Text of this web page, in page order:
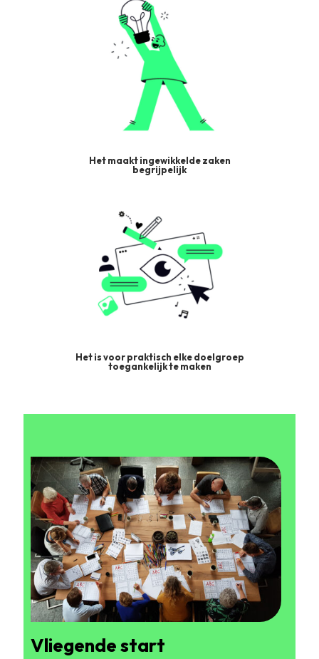
Het maakt ingewikkelde zaken
begrijpelijk
Het is voor praktisch elke doelgroep
toegankelijk te maken
Vliegende start